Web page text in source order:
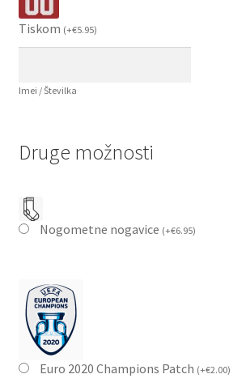
Tiskom (+€5.95)
Imei / Številka
Druge možnosti
Nogometne nogavice (+€6.95)
Euro 2020 Champions Patch (+€2.00)